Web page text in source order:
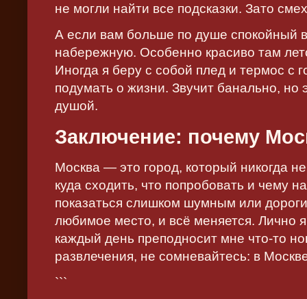
не могли найти все подсказки. Зато
А если вам больше по душе спокойный
набережную. Особенно красиво там
Иногда я беру с собой плед и термос с
подумать о жизни. Звучит банально, но
душой.
Заключение: почему
Москва — это город, который никогда
куда сходить, что попробовать и чему
показаться слишком шумным или
любимое место, и всё меняется. Лично
каждый день преподносит мне что-то
развлечения, не сомневайтесь: в
```